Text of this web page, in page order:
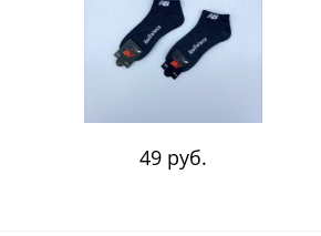
49 руб.